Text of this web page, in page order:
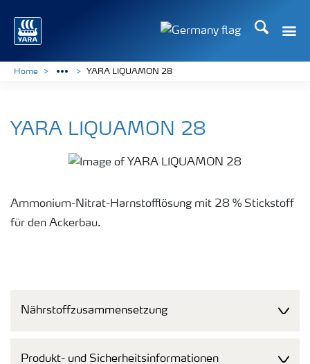
Suchen
Home YARA LIQUAMON 28
YARA LIQUAMON 28
Ammonium-Nitrat-Harnstofflösung mit 28 % Stickstoff
für den Ackerbau.
Nährstoffzusammensetzung
Produkt- und Sicherheitsinformationen